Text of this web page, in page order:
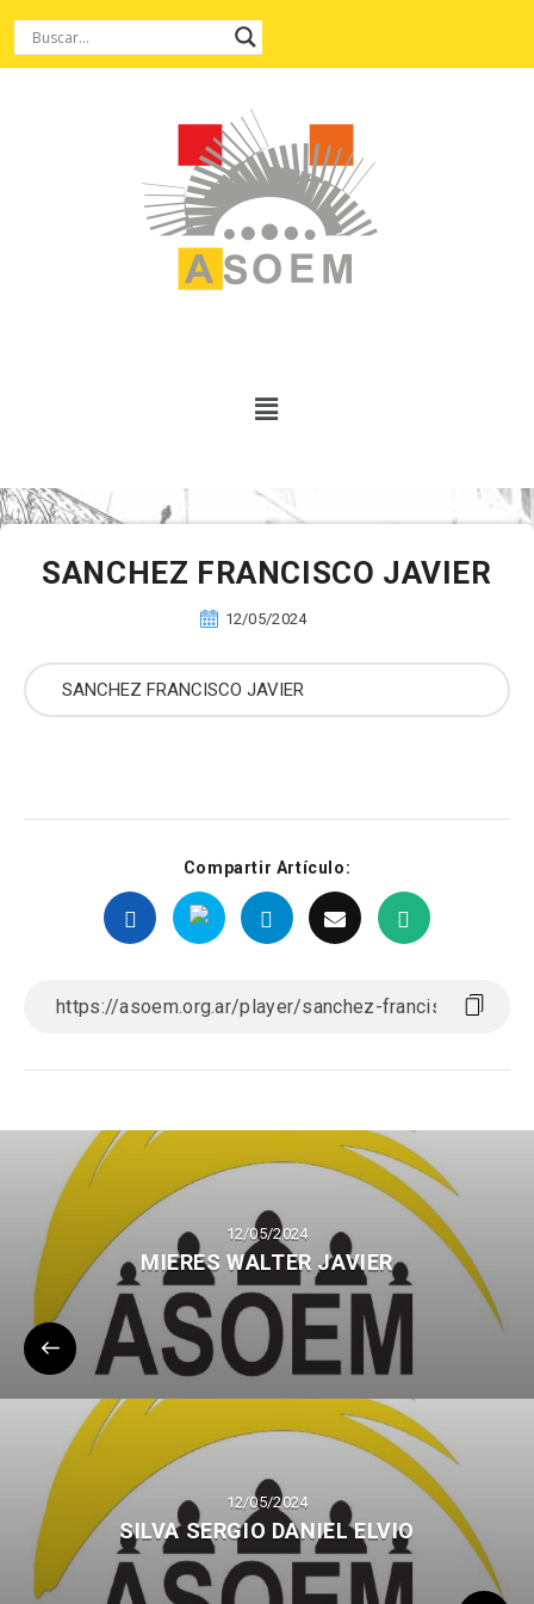
SANCHEZ FRANCISCO JAVIER
12/05/2024
Compartir Artículo:
12/05/2024
MIERES WALTER JAVIER
12/05/2024
SILVA SERGIO DANIEL ELVIO